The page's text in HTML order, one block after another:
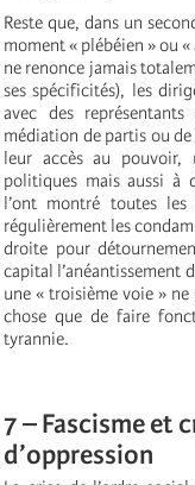
Reste que, dans un
moment « plébéien » ou
ne renonce jamais
ses spécificités), les
avec des
médiation de partis ou
leur accès au
politiques mais aussi à
l’ont montré toutes les
régulièrement les
droite pour
capital l’anéantissement
une « troisième voie »
chose que de faire
tyrannie.
7 – Fascisme et
d’oppression